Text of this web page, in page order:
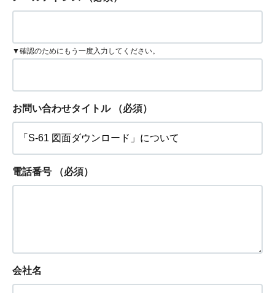
▼確認のためにもう一度入力してください。
お問い合わせタイトル （必須）
電話番号 （必須）
会社名